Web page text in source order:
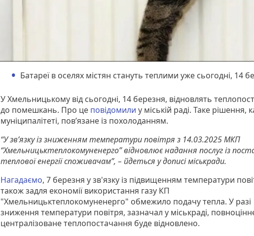
Батареї в оселях містян стануть теплими уже сьогодні, 14
У Хмельницькому від сьогодні, 14 березня, відновлять
до помешкань. Про це повідомили у міській раді. Таке рішення,
муніципалітеті, пов’язане із похолоданням.
“У зв’язку із зниженням температури повітря з 14.03.2025 МКП
“Хмельницьктеплокомуненерго” відновлює надання послуг із
теплової енергії споживачам”, – йдеться у дописі міськради.
Нагадаємо, 7 березня у зв'язку із підвищенням температури
також задля економії використання газу КП
"Хмельницьктеплокомуненерго" обмежило подачу тепла. У разі
зниження температури повітря, зазначал у міськраді,
централізоване теплопостачання буде відновлено.